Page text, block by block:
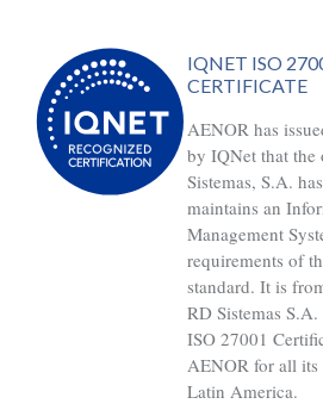
IQNET ISO
CERTIFICATE
AENOR has
by IQNet that the
Sistemas, S.A.
maintains an
Management
requirements of
standard. It is
RD Sistemas
ISO 27001
AENOR for all its
Latin America.